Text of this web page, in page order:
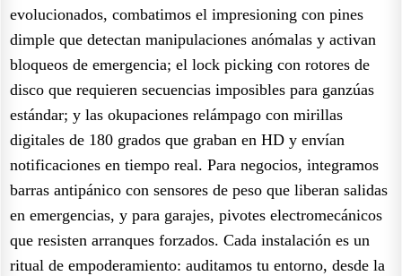
evolucionados, combatimos el impresioning con pines
dimple que detectan manipulaciones anómalas y activan
bloqueos de emergencia; el lock picking con rotores de
disco que requieren secuencias imposibles para ganzúas
estándar; y las okupaciones relámpago con mirillas
digitales de 180 grados que graban en HD y envían
notificaciones en tiempo real. Para negocios, integramos
barras antipánico con sensores de peso que liberan salidas
en emergencias, y para garajes, pivotes electromecánicos
que resisten arranques forzados. Cada instalación es un
ritual de empoderamiento: auditamos tu entorno, desde la